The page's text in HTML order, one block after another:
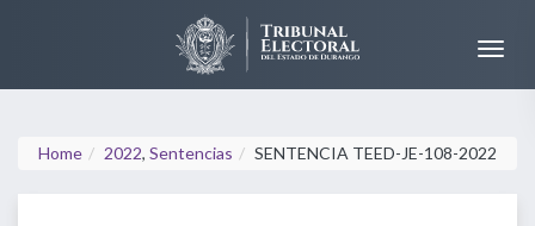
Home 2022, Sentencias SENTENCIA TEED-JE-108-2022